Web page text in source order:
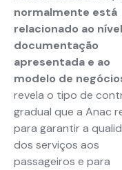
normalmente está
relacionado ao
documentação
apresentada e ao
modelo de
revela o tipo de
gradual que a Anac
para garantir a
dos serviços aos
passageiros e para